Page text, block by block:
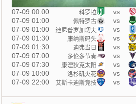
07-09 00:00 科罗拉 vs
07-09 01:00 佩特罗古 vs
07-09 01:00 迪尼普罗加切夫 vs
07-09 01:30 康纳斯码头 vs
07-09 01:30 迪弗当日 vs
07-09 07:00 多伦多节奏 vs
07-09 07:30 康涅狄克太阳 vs
07-09 10:00 洛杉矶火花 vs
07-09 22:00 艾斯卡迪斯竞技 vs